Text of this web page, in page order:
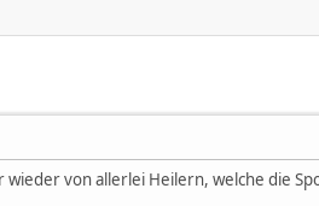
wieder von allerlei Heilern, welche die